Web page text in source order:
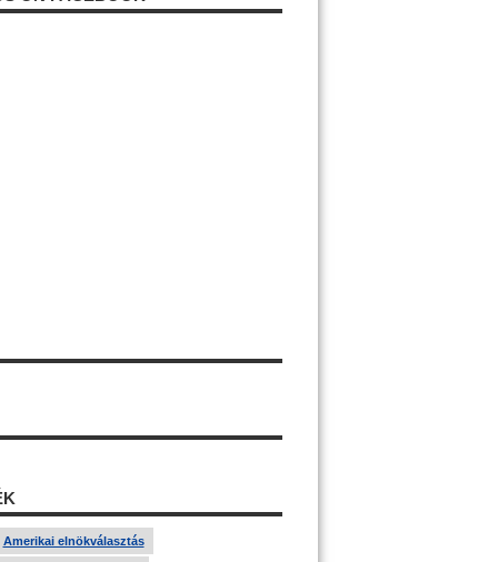
Amerikai elnökválasztás